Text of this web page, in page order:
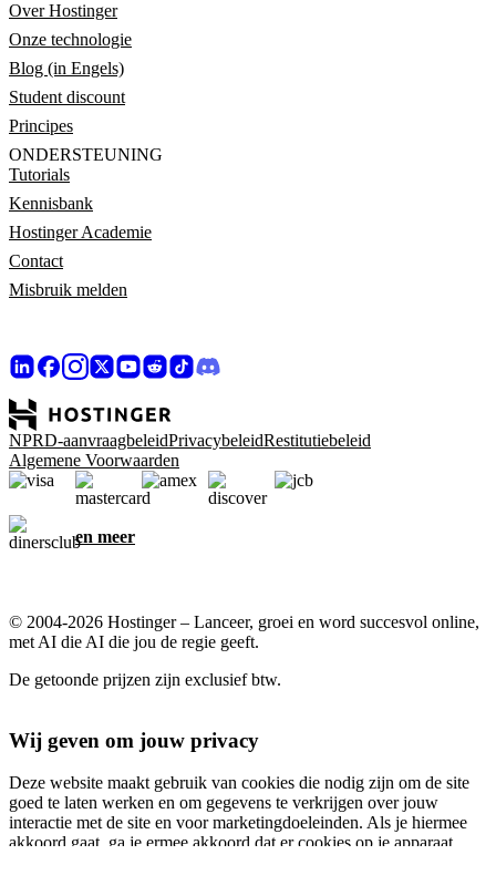
Over Hostinger
Onze technologie
Blog (in Engels)
Student discount
Principes
ONDERSTEUNING
Tutorials
Kennisbank
Hostinger Academie
Contact
Misbruik melden
NPRD-aanvraagbeleidPrivacybeleidRestitutiebeleid
Algemene Voorwaarden
en meer
© 2004-2026 Hostinger – Lanceer, groei en word succesvol online,
met AI die AI die jou de regie geeft.
De getoonde prijzen zijn exclusief btw.
Wij geven om jouw privacy
Deze website maakt gebruik van cookies die nodig zijn om de site
goed te laten werken en om gegevens te verkrijgen over jouw
interactie met de site en voor marketingdoeleinden. Als je hiermee
akkoord gaat, ga je ermee akkoord dat er cookies op je apparaat